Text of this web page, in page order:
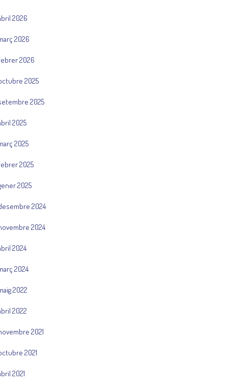
2026
2026
2026
2025
2025
2025
2025
2025
2025
2024
2024
2024
2024
2022
2022
2021
2021
2021